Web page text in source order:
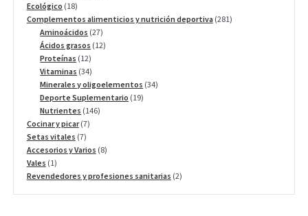
Ecológico 1818
productos
Complementos alimenticios y nutrición deportiva 281281
Aminoácidos 2727
productos
Ácidos grasos 1212
Proteínas 1212
productos
Vitaminas 3434
productos
Minerales y oligoelementos 3434
Deporte Suplementario 1919
Nutrientes 146146
Cocinar y picar 77
Setas vitales 77
productos
Accesorios y Varios 88
Vales 11
producto
Revendedores y profesiones sanitarias 22